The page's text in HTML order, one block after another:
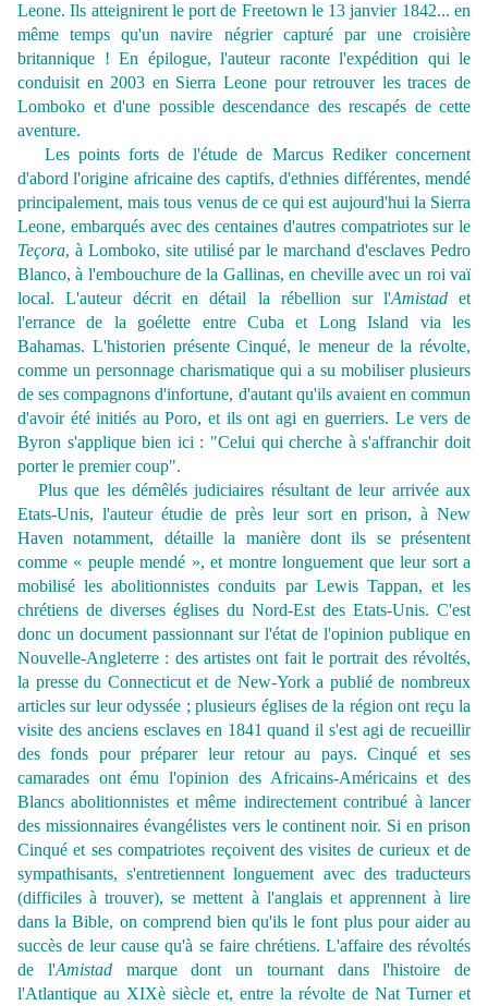
Leone. Ils atteignirent le port de Freetown le 13 janvier 1842... en
même temps qu'un navire négrier capturé par une croisière
britannique ! En épilogue, l'auteur raconte l'expédition qui le
conduisit en 2003 en Sierra Leone pour retrouver les traces de
Lomboko et d'une possible descendance des rescapés de cette
aventure.
Les points forts de l'étude de Marcus Rediker concernent
d'abord l'origine africaine des captifs, d'ethnies différentes, mendé
principalement, mais tous venus de ce qui est aujourd'hui la Sierra
Leone, embarqués avec des centaines d'autres compatriotes sur le
Teçora, à Lomboko, site utilisé par le marchand d'esclaves Pedro
Blanco, à l'embouchure de la Gallinas, en cheville avec un roi vaï
local. L'auteur décrit en détail la rébellion sur l'Amistadet
l'errance de la goélette entre Cuba et Long Island via les
Bahamas. L'historien présente Cinqué, le meneur de la révolte,
comme un personnage charismatique qui a su mobiliser plusieurs
de ses compagnons d'infortune, d'autant qu'ils avaient en commun
d'avoir été initiés au Poro, et ils ont agi en guerriers. Le vers de
Byron s'applique bien ici : "Celui qui cherche à s'affranchir doit
porter le premier coup".
Plus que les démêlés judiciaires résultant de leur arrivée aux
Etats-Unis, l'auteur étudie de près leur sort en prison, à New
Haven notamment, détaille la manière dont ils se présentent
comme « peuple mendé », et montre longuement que leur sort a
mobilisé les abolitionnistes conduits par Lewis Tappan, et les
chrétiens de diverses églises du Nord-Est des Etats-Unis. C'est
donc un document passionnant sur l'état de l'opinion publique en
Nouvelle-Angleterre : des artistes ont fait le portrait des révoltés,
la presse du Connecticut et de New-York a publié de nombreux
articles sur leur odyssée ; plusieurs églises de la région ont reçu la
visite des anciens esclaves en 1841 quand il s'est agi de recueillir
des fonds pour préparer leur retour au pays. Cinqué et ses
camarades ont ému l'opinion des Africains-Américains et des
Blancs abolitionnistes et même indirectement contribué à lancer
des missionnaires évangélistes vers le continent noir. Si en prison
Cinqué et ses compatriotes reçoivent des visites de curieux et de
sympathisants, s'entretiennent longuement avec des traducteurs
(difficiles à trouver), se mettent à l'anglais et apprennent à lire
dans la Bible, on comprend bien qu'ils le font plus pour aider au
succès de leur cause qu'à se faire chrétiens. L'affaire des révoltés
de l'Amistadmarque dont un tournant dans l'histoire de
l'Atlantique au XIXè siècle et, entre la révolte de Nat Turner et